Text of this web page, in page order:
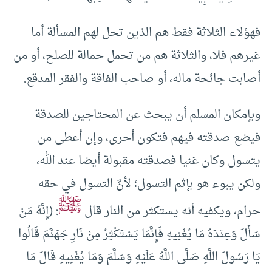
فهؤلاء الثلاثة فقط هم الذين تحل لهم المسألة أما
غيرهم فلا، والثلاثة هم من تحمل حمالة للصلح، أو من
أصابت جائحة ماله، أو صاحب الفاقة والفقر المدقع.
وبإمكان المسلم أن يبحث عن المحتاجين للصدقة
فيضع صدقته فيهم فتكون أحرى، وإن أعطى من
يتسول وكان غنيا فصدقته مقبولة أيضا عند الله،
ولكن يبوء هو بإثم التسول؛ لأنَّ التسول في حقه
حرام، ويكفيه أنه يستكثر من النار قالﷺ: (إِنَّهُ مَنْ
سَأَلَ وَعِنْدَهُ مَا يُغْنِيهِ فَإِنَّمَا يَسْتَكْثِرُ مِنْ نَارِ جَهَنَّمَ قَالُوا
يَا رَسُولَ اللَّهِ صَلَّى اللَّهُ عَلَيْهِ وَسَلَّمَ وَمَا يُغْنِيهِ قَالَ مَا